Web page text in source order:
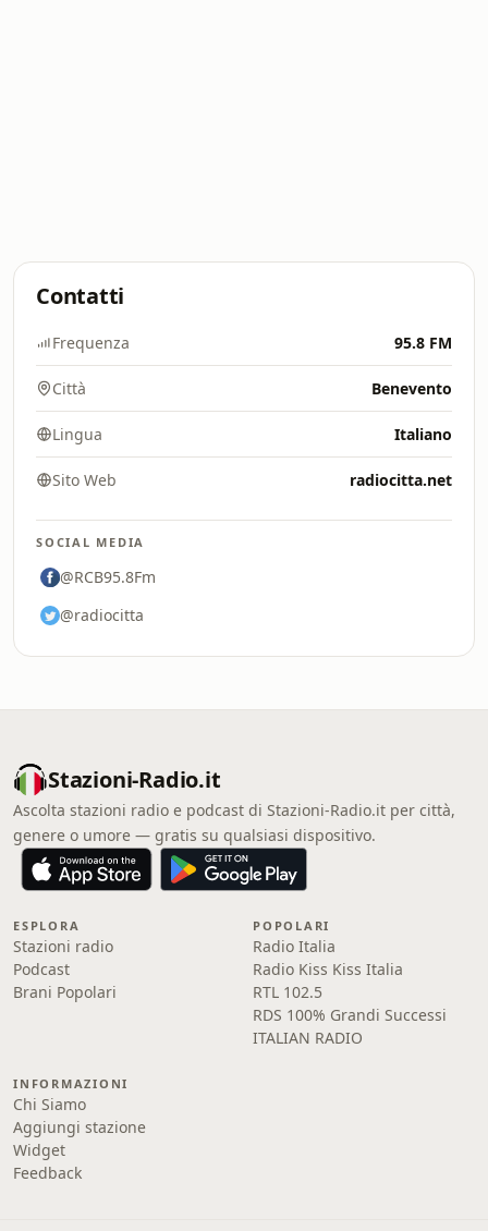
Contatti
Frequenza 95.8 FM
Città Benevento
Lingua Italiano
Sito Web radiocitta.net
SOCIAL MEDIA
@RCB95.8Fm
@radiocitta
Stazioni-Radio.it
Ascolta stazioni radio e podcast di Stazioni-Radio.it per città,
genere o umore — gratis su qualsiasi dispositivo.
ESPLORA
Stazioni radio
Podcast
Brani Popolari
POPOLARI
Radio Italia
Radio Kiss Kiss Italia
RTL 102.5
RDS 100% Grandi Successi
ITALIAN RADIO
INFORMAZIONI
Chi Siamo
Aggiungi stazione
Widget
Feedback